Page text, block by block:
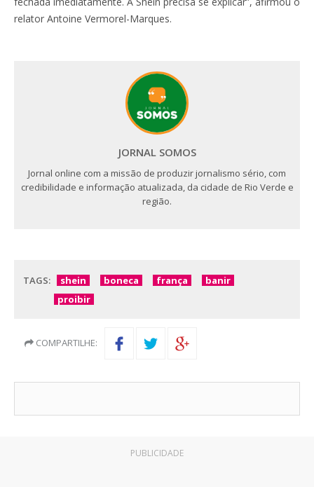
relator Antoine Vermorel-Marques.
JORNAL SOMOS
Jornal online com a missão de produzir jornalismo sério, com
credibilidade e informação atualizada, da cidade de Rio Verde e
região.
TAGS: shein boneca frança
banir
proibir
COMPARTILHE:
PUBLICIDADE